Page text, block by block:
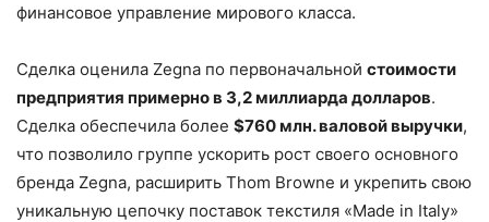
финансовое управление мирового класса.
Сделка оценила Zegna по первоначальной стоимости
предприятия примерно в 3,2 миллиарда долларов.
Сделка обеспечила более $760 млн. валовой выручки,
что позволило группе ускорить рост своего основного
бренда Zegna, расширить Thom Browne и укрепить свою
уникальную цепочку поставок текстиля «Made in Italy»